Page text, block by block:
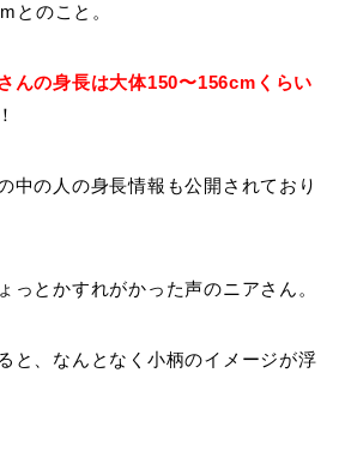
とのこと。
んの身長は大体150〜156cmくらい
中の人の身長情報も公開されており
っとかすれがかった声のニアさん。
と、なんとなく小柄のイメージが浮